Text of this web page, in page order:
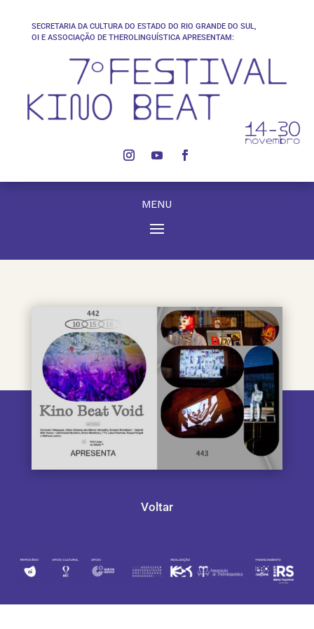
SECRETARIA DA CULTURA DO ESTADO DO RIO GRANDE DO SUL,
OI E ASSOCIAÇÃO DE THEROLINGUÍSTICA APRESENTAM:
MENU
Voltar